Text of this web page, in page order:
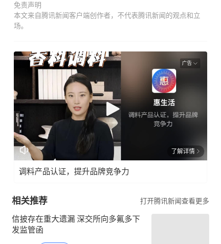
免责声明
本文来自腾讯新闻客户端创作者，不代表腾讯新闻的观点和立
场。
广告
了解详情
调料产品认证，提升品牌竞争力
相关推荐 打开腾讯新闻查看更多
信披存在重大遗漏 深交所向多氟多下
发监管函